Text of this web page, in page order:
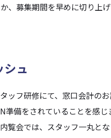
、募集期間を早めに切り上
シュ
ッフ研修にて、窓口会計の
準備をされていることを感じ
覧会では、スタッフ一丸と